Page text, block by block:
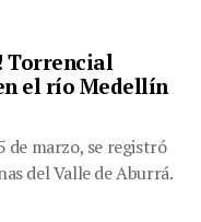
Torrencial
el río Medellín
de marzo, se registró
del Valle de Aburrá.